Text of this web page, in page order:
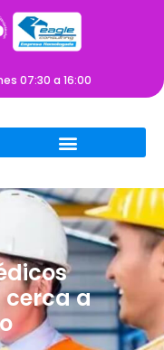
07:30 a 16:00
cerca a